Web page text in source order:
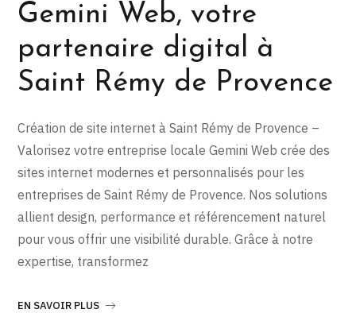
Gemini Web, votre
partenaire digital à
Saint Rémy de Provence
Création de site internet à Saint Rémy de Provence –
Valorisez votre entreprise locale Gemini Web crée des
sites internet modernes et personnalisés pour les
entreprises de Saint Rémy de Provence. Nos solutions
allient design, performance et référencement naturel
pour vous offrir une visibilité durable. Grâce à notre
expertise, transformez
EN SAVOIR PLUS